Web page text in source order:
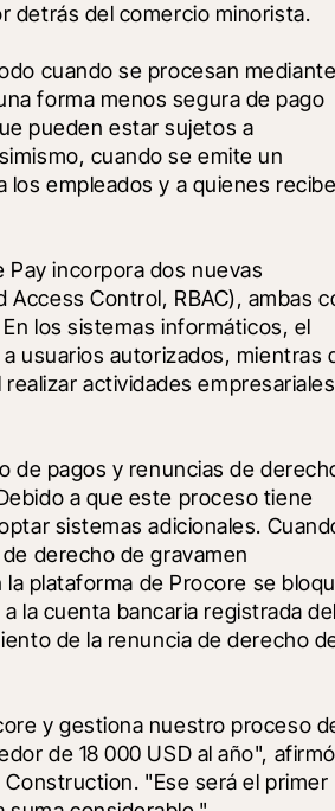
detrás del comercio minorista.
cuando se procesan
forma menos segura de pago
pueden estar sujetos a
cuando se emite un
empleados y a quienes
Pay incorpora dos nuevas
Control, RBAC), ambas
los sistemas informáticos, el
usuarios autorizados, mientras
actividades empresariales
de pagos y renuncias de
a que este proceso tiene
sistemas adicionales.
derecho de gravamen
plataforma de Procore se
la cuenta bancaria registrada del
de la renuncia de derecho
y gestiona nuestro proceso
de 18 000 USD al año", afirmó
"Ese será el primer